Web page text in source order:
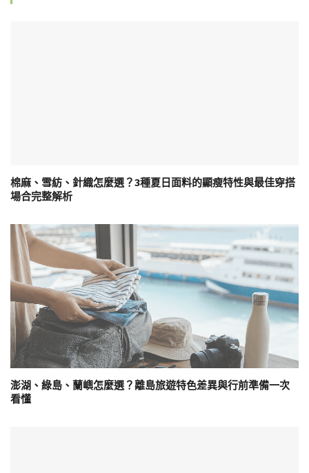
棉麻、雪紡、針織怎麼選？3種夏日面料的顯瘦特性與最佳穿搭
場合完整解析
澎湖、綠島、蘭嶼怎麼選？離島旅遊特色差異與行前準備一次
看懂